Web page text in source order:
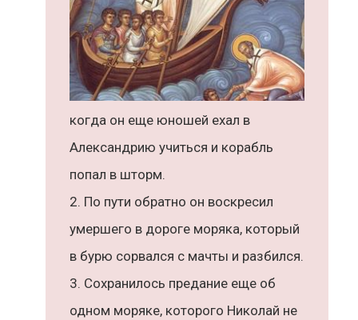
когда он еще юношей ехал в
Александрию учиться и корабль
попал в шторм.
По пути обратно он воскресил
умершего в дороге моряка, который
в бурю сорвался с мачты и разбился.
Сохранилось предание еще об
одном моряке, которого Николай не